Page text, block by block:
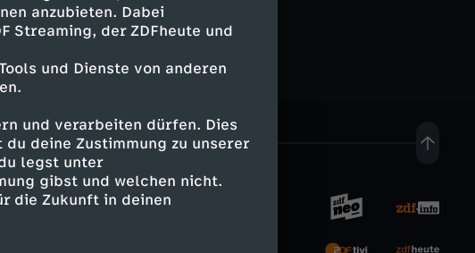
anzubieten. Dabei
Streaming, der ZDFheute und
und Dienste von anderen
und verarbeiten dürfen. Dies
deine Zustimmung zu unserer
legst unter
gibst und welchen nicht.
die Zukunft in deinen
Das ZDF